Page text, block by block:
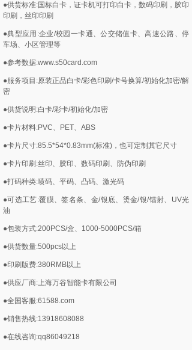
●供货标准:国标白卡，证卡机可打印白卡，数码印刷，胶印
印刷，丝印印刷
●典型应用:企业/校园一卡通、公交储值卡、高速公路、停
车场、小区管理等
●参考数据:www.s50card.com
●服务项目:原装正品白卡/彩色印刷/卡号换算/初始化加密/解
密
●供货说明:白卡/彩卡/初始化/加密
●卡片材料:PVC、PET、ABS
●卡片尺寸:85.5*54*0.83mm(标准)，也可定制其它尺寸
●卡片印刷:丝印、胶印、数码印刷、防伪印刷
●打码种类:喷码、平码、凸码、激光码
●可选工艺:覆膜、签名条、金/银底、烫金/银/镭射、UV光
油
●包装方式:200PCS/盒、1000-5000PCS/箱
●供货数量:500pcs以上
●印刷版费:380RMB以上
●供应厂商:上海万谷智能卡有限公司
●全国客服:61588.com
●销售热线:13918608088
●在线咨询:qq86049218